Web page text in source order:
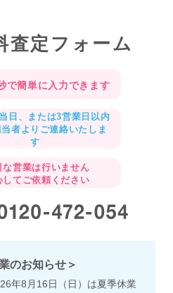
査定フォーム
で簡単に入力できます
日、または3営業日以内
者よりご連絡いたしま
す
な営業は行いません
してご依頼ください
のお知らせ＞
年8月16日（日）は夏季休業